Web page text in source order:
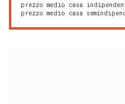
prezzo medio casa
prezzo medio casa